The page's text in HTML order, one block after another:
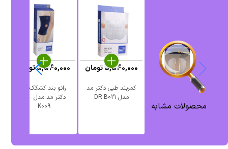
محصولات مشابه
کمربند طبی دکتر مد
مدل DR-B021
5,540,000تومان
زانو بند کشکک باز
دکتر مد مدل DR-
K009
5,540,000تومان